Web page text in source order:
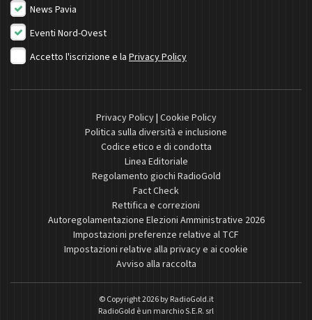
News Pavia
Eventi Nord-Ovest
Accetto l'iscrizione e la Privacy Policy
Privacy Policy| Cookie Policy
Politica sulla diversità e inclusione
Codice etico e di condotta
Linea Editoriale
Regolamento giochi RadioGold
Fact Check
Rettifica e correzioni
Autoregolamentazione Elezioni Amministrative 2026
Impostazioni preferenze relative al TCF
Impostazioni relative alla privacy e ai cookie
Avviso alla raccolta
© Copyright 2026 byRadioGold.it
RadioGold è un marchio S.E.R. srl